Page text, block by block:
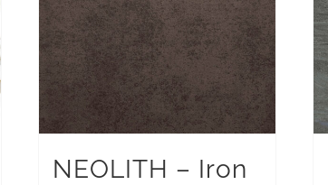
NEOLITH – Iron